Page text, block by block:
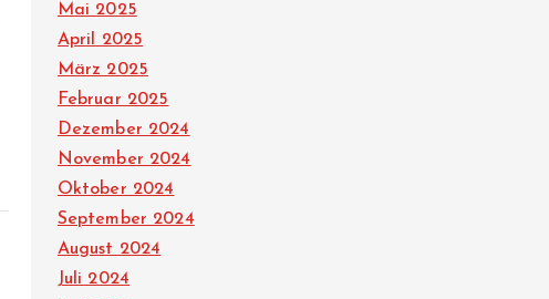
Mai 2025
April 2025
März 2025
Februar 2025
Dezember 2024
November 2024
Oktober 2024
September 2024
August 2024
Juli 2024